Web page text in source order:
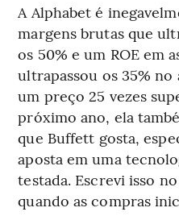
A Alphabet é
margens brutas que
os 50% e um ROE em
ultrapassou os 35% no
um preço 25 vezes
próximo ano, ela
que Buffett gosta,
aposta em uma
testada. Escrevi isso
quando as compras